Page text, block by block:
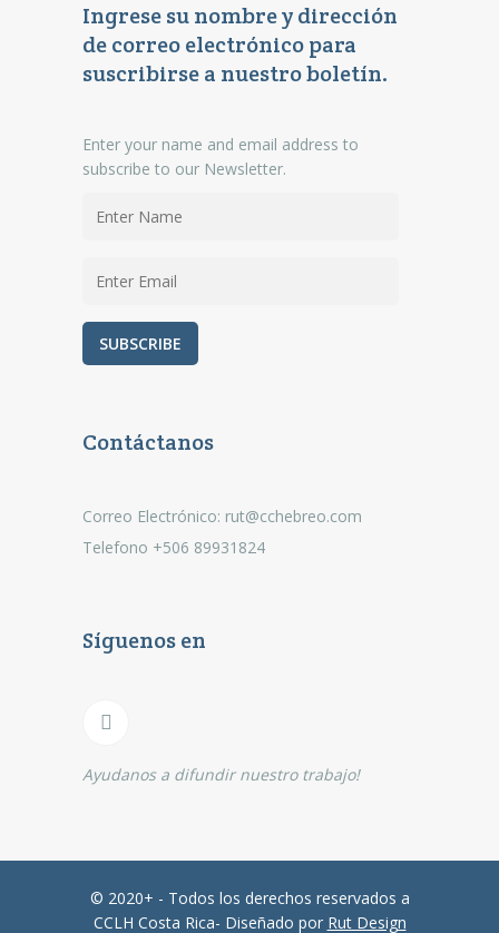
Ingrese su nombre y dirección
de correo electrónico para
suscribirse a nuestro boletín.
Enter your name and email address to
subscribe to our Newsletter.
Contáctanos
Correo Electrónico: rut@cchebreo.com
Telefono +506 89931824
Síguenos en
Ayudanos a difundir nuestro trabajo!
© 2020+ - Todos los derechos reservados a
CCLH Costa Rica- Diseñado por Rut Design